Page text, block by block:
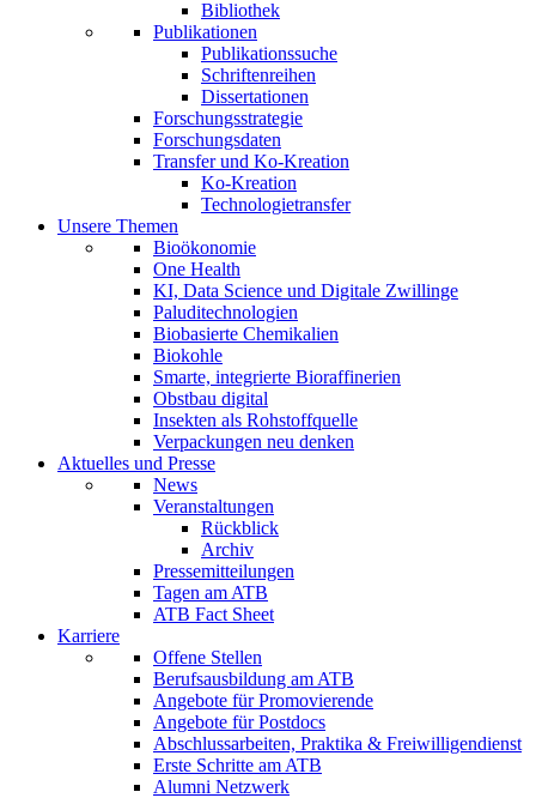
Bibliothek
Publikationen
Publikationssuche
Schriftenreihen
Dissertationen
Forschungsstrategie
Forschungsdaten
Transfer und Ko-Kreation
Ko-Kreation
Technologietransfer
Unsere Themen
Bioökonomie
One Health
KI, Data Science und Digitale Zwillinge
Paluditechnologien
Biobasierte Chemikalien
Biokohle
Smarte, integrierte Bioraffinerien
Obstbau digital
Insekten als Rohstoffquelle
Verpackungen neu denken
Aktuelles und Presse
News
Veranstaltungen
Rückblick
Archiv
Pressemitteilungen
Tagen am ATB
ATB Fact Sheet
Karriere
Offene Stellen
Berufsausbildung am ATB
Angebote für Promovierende
Angebote für Postdocs
Abschlussarbeiten, Praktika & Freiwilligendienst
Erste Schritte am ATB
Alumni Netzwerk